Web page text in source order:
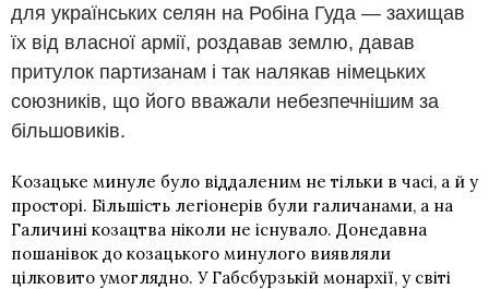
для українських селян на Робіна Гуда — захищав
їх від власної армії, роздавав землю, давав
притулок партизанам і так налякав німецьких
союзників, що його вважали небезпечнішим за
більшовиків.
Козацьке минуле було віддаленим не тільки в часі, а й у
просторі. Більшість легіонерів були галичанами, а на
Галичині козацтва ніколи не існувало. Донедавна
пошанівок до козацького минулого виявляли
цілковито умоглядно. У Габсбурзькій монархії, у світі